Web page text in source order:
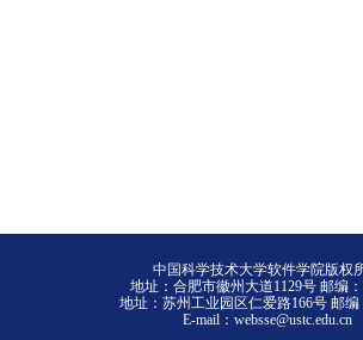
中国科学技术大学软件学院版权
地址：合肥市徽州大道1129号 邮编：
地址：苏州工业园区仁爱路166号 邮编
E-mail：websse@ustc.edu.cn